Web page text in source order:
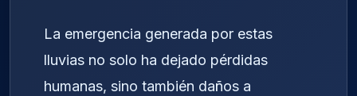
La emergencia generada por estas
lluvias no solo ha dejado pérdidas
humanas, sino también daños a